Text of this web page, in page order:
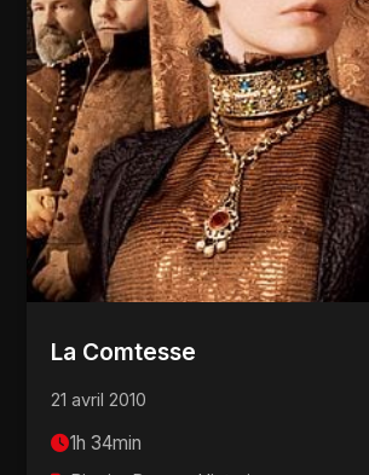
La Comtesse
21 avril 2010
1h 34min